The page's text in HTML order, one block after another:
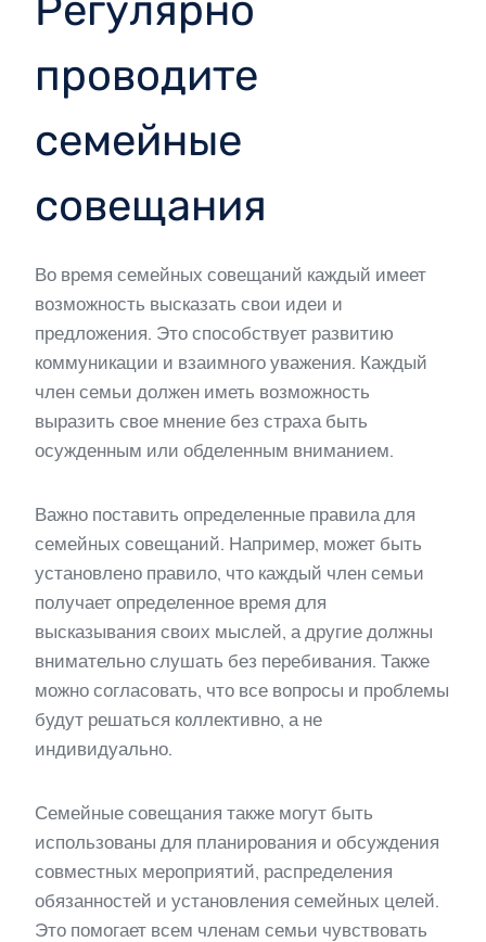
проводите
семейные
совещания
Во время семейных совещаний каждый имеет
возможность высказать свои идеи и
предложения. Это способствует развитию
коммуникации и взаимного уважения. Каждый
член семьи должен иметь возможность
выразить свое мнение без страха быть
осужденным или обделенным вниманием.
Важно поставить определенные правила для
семейных совещаний. Например, может быть
установлено правило, что каждый член семьи
получает определенное время для
высказывания своих мыслей, а другие должны
внимательно слушать без перебивания. Также
можно согласовать, что все вопросы и проблемы
будут решаться коллективно, а не
индивидуально.
Семейные совещания также могут быть
использованы для планирования и обсуждения
совместных мероприятий, распределения
обязанностей и установления семейных целей.
Это помогает всем членам семьи чувствовать